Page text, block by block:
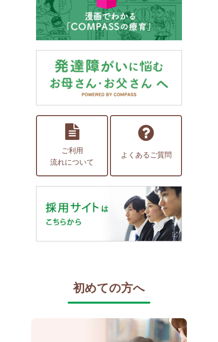
ご利用
流れについて
よくあるご質問
初めての方へ